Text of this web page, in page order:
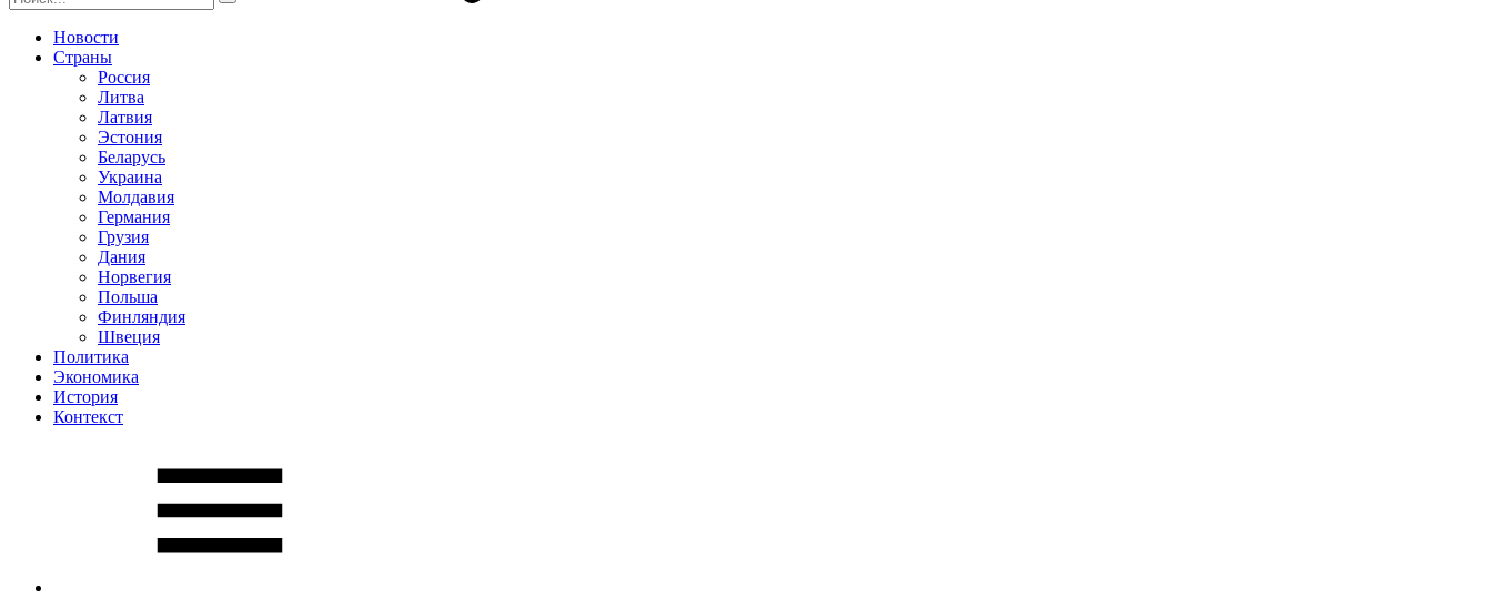
Новости
Страны
Россия
Литва
Латвия
Эстония
Беларусь
Украина
Молдавия
Германия
Грузия
Дания
Норвегия
Польша
Финляндия
Швеция
Политика
Экономика
История
Контекст